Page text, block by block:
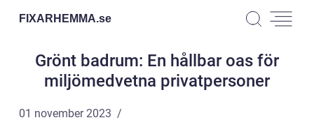
FIXARHEMMA.se
Grönt badrum: En hållbar oas för
miljömedvetna privatpersoner
01 november 2023